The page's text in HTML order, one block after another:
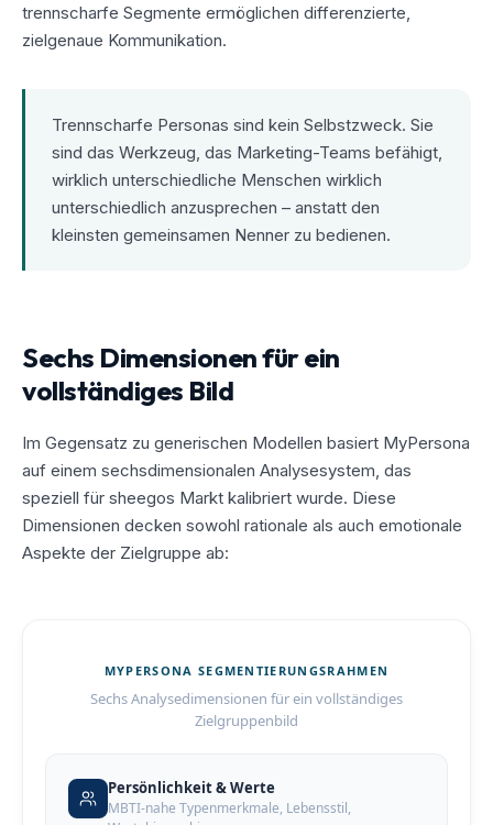
trennscharfe Segmente ermöglichen differenzierte,
zielgenaue Kommunikation.
Trennscharfe Personas sind kein Selbstzweck. Sie
sind das Werkzeug, das Marketing-Teams befähigt,
wirklich unterschiedliche Menschen wirklich
unterschiedlich anzusprechen – anstatt den
kleinsten gemeinsamen Nenner zu bedienen.
Sechs Dimensionen für ein
vollständiges Bild
Im Gegensatz zu generischen Modellen basiert MyPersona
auf einem sechsdimensionalen Analysesystem, das
speziell für sheegos Markt kalibriert wurde. Diese
Dimensionen decken sowohl rationale als auch emotionale
Aspekte der Zielgruppe ab:
MYPERSONA SEGMENTIERUNGSRAHMEN
Sechs Analysedimensionen für ein vollständiges
Zielgruppenbild
Persönlichkeit & Werte
MBTI-nahe Typenmerkmale, Lebensstil,